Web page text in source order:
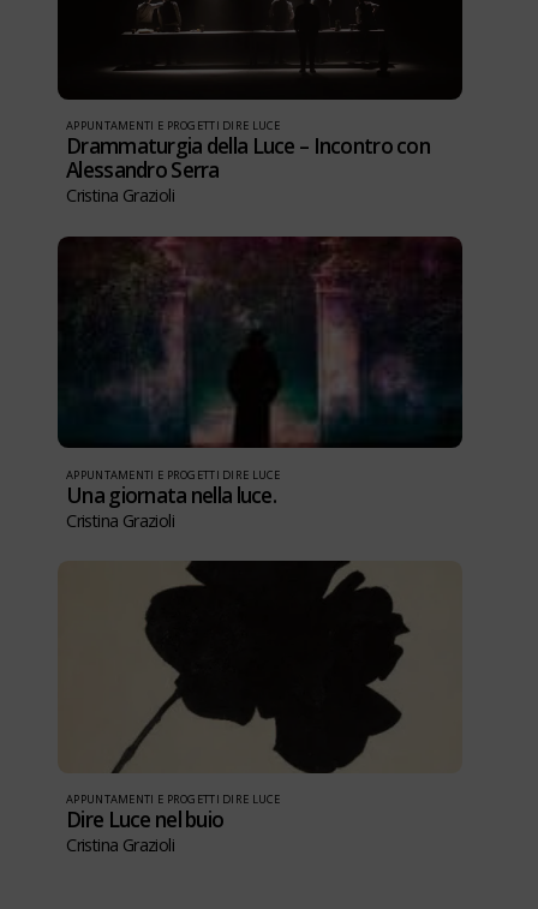
APPUNTAMENTI E PROGETTI DIRE LUCE
Drammaturgia della Luce – Incontro con
Alessandro Serra
Cristina Grazioli
APPUNTAMENTI E PROGETTI DIRE LUCE
Una giornata nella luce.
Cristina Grazioli
APPUNTAMENTI E PROGETTI DIRE LUCE
Dire Luce nel buio
Cristina Grazioli